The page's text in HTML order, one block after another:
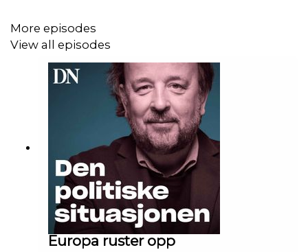
More episodes
View all episodes
Europa ruster opp